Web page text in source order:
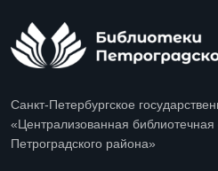
Санкт-Петербургское
«Централизованная библиотечная
Петроградского района»